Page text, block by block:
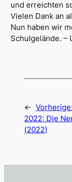
und erreichten
Vielen Dank an
Nun haben wir
Schulgelände. –
← Vorherige:
2022: Die
(2022)